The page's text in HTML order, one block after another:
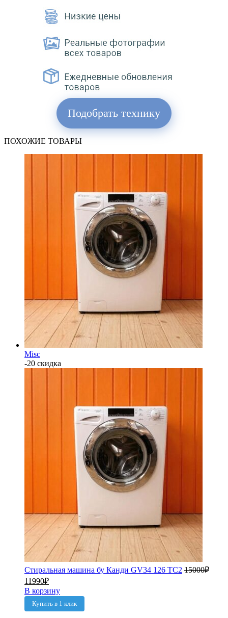
Подобрать технику
ПОХОЖИЕ ТОВАРЫ
Misc
-20 скидка
Стиральная машина бу Канди GV34 126 TC2 15000₽
11990₽
В корзину
Купить в 1 клик